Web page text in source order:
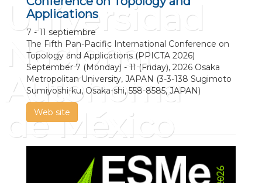
Universidad
Nacional
Autónoma
de México
Applications
7 - 11 septiembre
The Fifth Pan-Pacific International Conference on
Topology and Applications (PPICTA 2026)
September 7 (Monday) - 11 (Friday), 2026 Osaka
Metropolitan University, JAPAN (3-3-138 Sugimoto
Sumiyoshi-ku, Osaka-shi, 558-8585, JAPAN)
Web site